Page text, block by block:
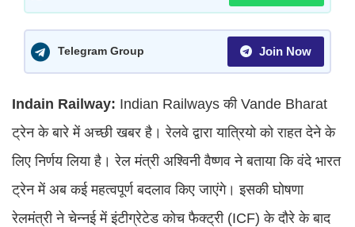
Telegram Group Join Now
Indain Railway: Indian Railways की Vande Bharat
ट्रेन के बारे में अच्छी खबर है। रेलवे द्वारा यात्रियो को राहत देने के
लिए निर्णय लिया है। रेल मंत्री अश्विनी वैष्णव ने बताया कि वंदे भारत
ट्रेन में अब कई महत्वपूर्ण बदलाव किए जाएंगे। इसकी घोषणा
रेलमंत्री ने चेन्नई में इंटीग्रेटेड कोच फैक्ट्री (ICF) के दौरे के बाद